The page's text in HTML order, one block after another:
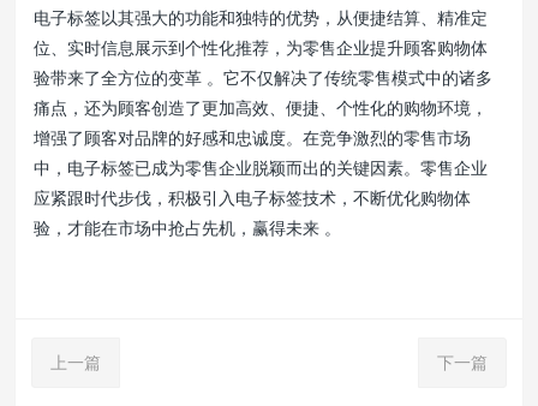
电子标签以其强大的功能和独特的优势，从便捷结算、精准定
位、实时信息展示到个性化推荐，为零售企业提升顾客购物体
验带来了全方位的变革 。它不仅解决了传统零售模式中的诸多
痛点，还为顾客创造了更加高效、便捷、个性化的购物环境，
增强了顾客对品牌的好感和忠诚度。在竞争激烈的零售市场
中，电子标签已成为零售企业脱颖而出的关键因素。零售企业
应紧跟时代步伐，积极引入电子标签技术，不断优化购物体
验，才能在市场中抢占先机，赢得未来 。
上一篇 下一篇